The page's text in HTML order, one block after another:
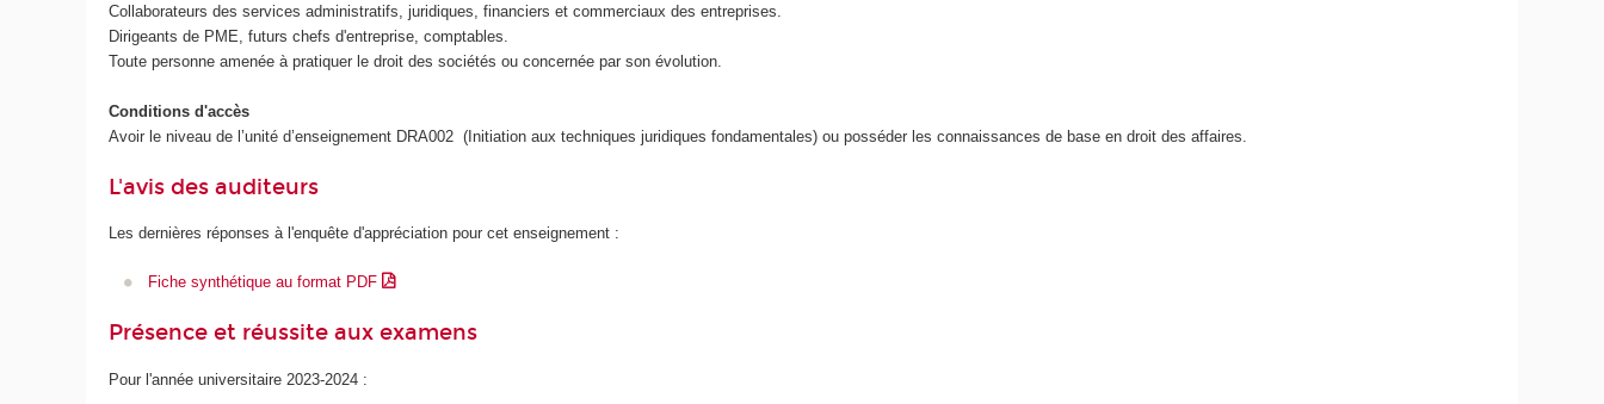
Collaborateurs des services administratifs, juridiques, financiers et commerciaux des entreprises.
Dirigeants de PME, futurs chefs d'entreprise, comptables.
Toute personne amenée à pratiquer le droit des sociétés ou concernée par son évolution.
Conditions d'accès
Avoir le niveau de l’unité d’enseignement DRA002 (Initiation aux techniques juridiques fondamentales) ou posséder les connaissances de base en droit des affaires.
L'avis des auditeurs
Les dernières réponses à l'enquête d'appréciation pour cet enseignement :
Fiche synthétique au format PDF
Présence et réussite aux examens
Pour l'année universitaire 2023-2024 :